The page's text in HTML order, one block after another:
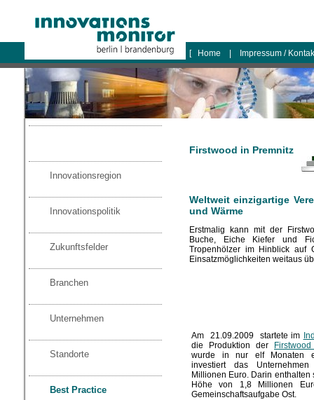
logo
[ Home Impressum /
Innovationsregion
Innovationspolitik
Zukunftsfelder
Branchen
Unternehmen
Standorte
Best Practice
Firstwood in Premnitz
Weltweit einzigartige
und Wärme
Erstmalig kann mit der
Buche, Eiche Kiefer und
Tropenhölzer im Hinblick auf
Einsatzmöglichkeiten weitaus
Am 21.09.2009 startete im
die Produktion der
wurde in nur elf Monaten
investiert das
Millionen Euro. Darin enthalten
Höhe von 1,8 Millionen
Gemeinschaftsaufgabe Ost.